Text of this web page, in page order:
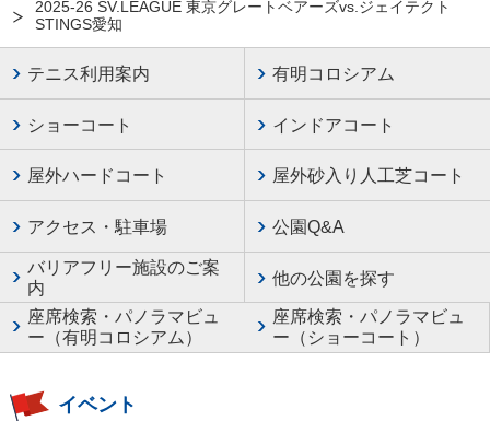
2025-26 SV.LEAGUE 東京グレートベアーズvs.ジェイテクト
STINGS愛知
テニス利用案内 有明コロシアム
ショーコート インドアコート
屋外ハードコート 屋外砂入り人工芝コート
アクセス・駐車場 公園Q&A
バリアフリー施設のご案
内
他の公園を探す
座席検索・パノラマビュ
ー（有明コロシアム）
座席検索・パノラマビュ
ー（ショーコート）
イベント